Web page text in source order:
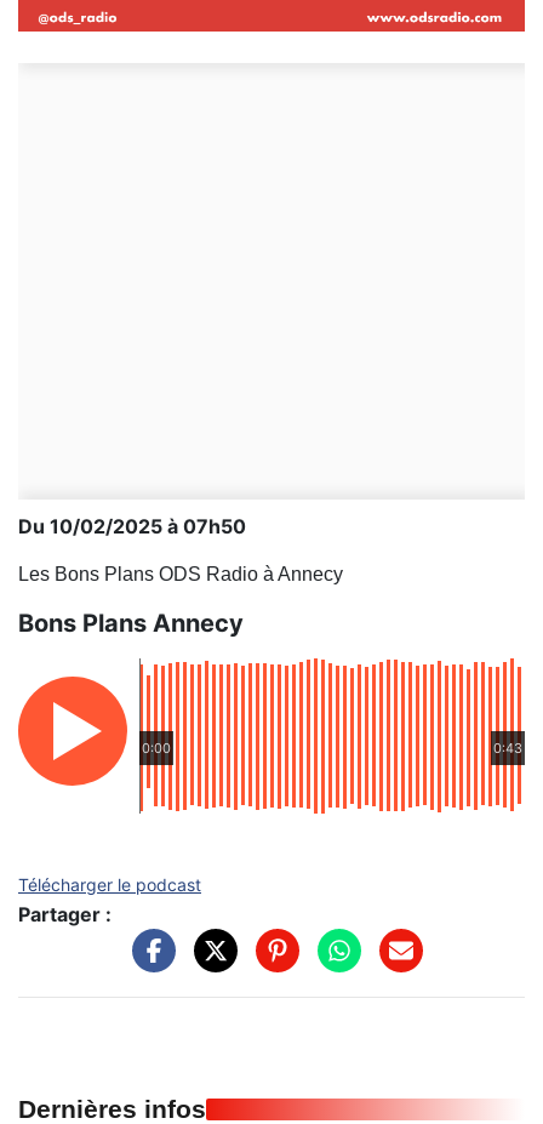
Du 10/02/2025 à 07h50
Les Bons Plans ODS Radio à Annecy
Bons Plans Annecy
0:00 0:43
Télécharger le podcast
Partager :
Dernières infos